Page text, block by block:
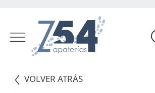
VOLVER ATRÁS